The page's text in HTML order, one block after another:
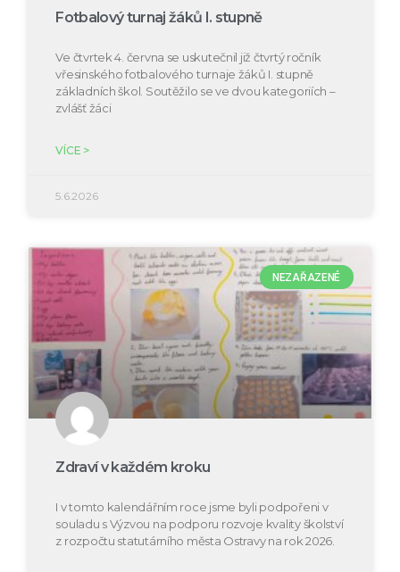
Fotbalový turnaj žáků I. stupně
Ve čtvrtek 4. června se uskutečnil již čtvrtý ročník
vřesinského fotbalového turnaje žáků I. stupně
základních škol. Soutěžilo se ve dvou kategoriích –
zvlášť žáci
VÍCE >
5.6.2026
NEZAŘAZENÉ
Zdraví v každém kroku
I v tomto kalendářním roce jsme byli podpořeni v
souladu s Výzvou na podporu rozvoje kvality školství
z rozpočtu statutárního města Ostravy na rok 2026.